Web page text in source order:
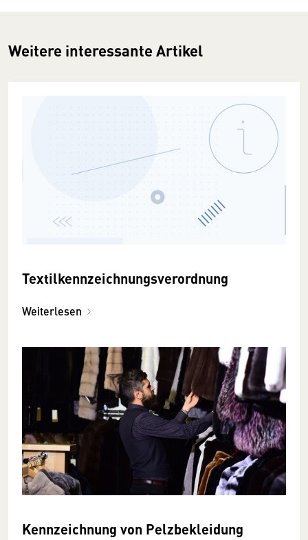
Weitere interessante Artikel
Textilkennzeichnungsverordnung
Weiterlesen
Kennzeichnung von Pelzbekleidung